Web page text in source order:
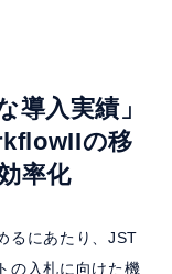
導入実績」
の移
率化
るにあたり、JST
の入札に向けた機